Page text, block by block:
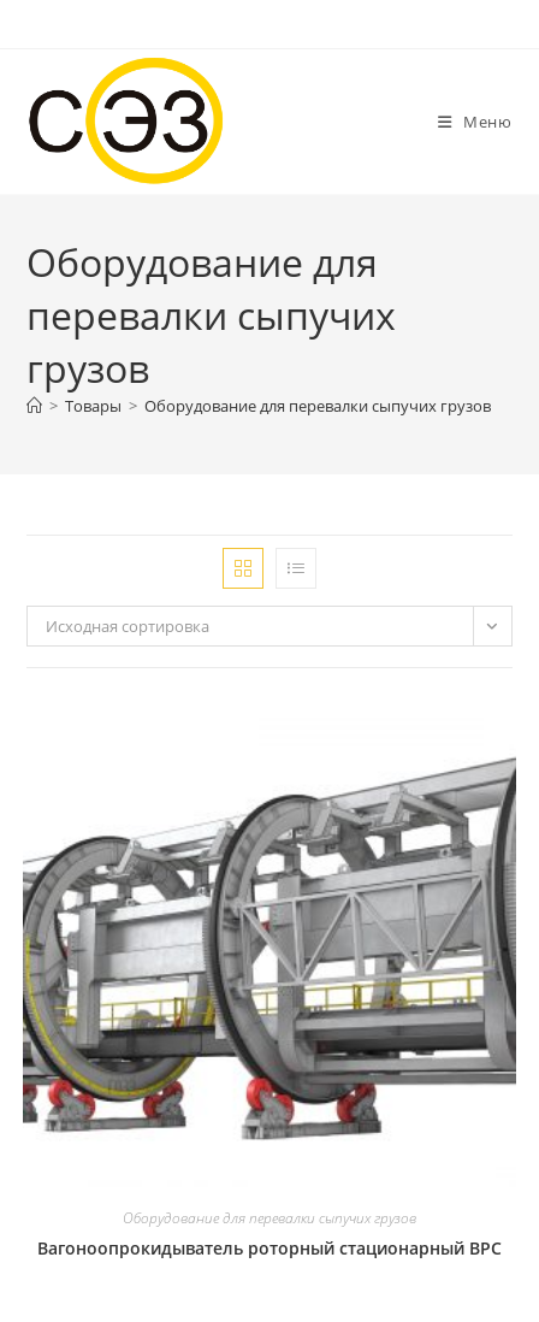
содержимому
Меню
Оборудование для
перевалки сыпучих
грузов
> Товары > Оборудование для перевалки сыпучих грузов
Исходная сортировка
Оборудование для перевалки сыпучих грузов
Вагоноопрокидыватель роторный стационарный ВРС